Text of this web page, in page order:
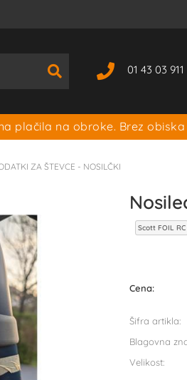
01 43 03 911
plačila na obroke. Brez
ZA ŠTEVCE - NOSILČKI
Scott FOIL RC
Cena:
Šifra artikla:
Blagovna
Velikost: